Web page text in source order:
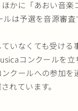
かに「あおい音楽
は予選を音源審
いなくても受け
コンクールを立
クールへの参加
れています。